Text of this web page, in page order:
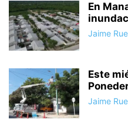
En
Jaime
Este
Jaime